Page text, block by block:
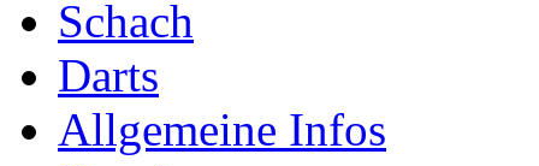
Schach
Darts
Allgemeine Infos